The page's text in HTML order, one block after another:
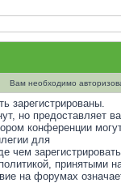
Вам необходимо
зарегистрированы.
но предоставляет
конференции
для
чем
принятыми
на форумах